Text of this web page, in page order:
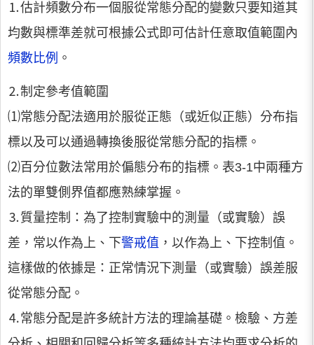
⒈估計頻數分布一個服從常態分配的變數只要知道其
均數與標準差就可根據公式即可估計任意取值範圍內
頻數比例 。
⒉制定參考值範圍
⑴常態分配法適用於服從正態（或近似正態）分布指
標以及可以通過轉換後服從常態分配的指標。
⑵百分位數法常用於偏態分布的指標。表3-1中兩種方
法的單雙側界值都應熟練掌握。
⒊質量控制：為了控制實驗中的測量（或實驗）誤
差，常以作為上、下警戒值 ，以作為上、下控制值。
這樣做的依據是：正常情況下測量（或實驗）誤差服
從常態分配。
⒋常態分配是許多統計方法的理論基礎。檢驗、方差